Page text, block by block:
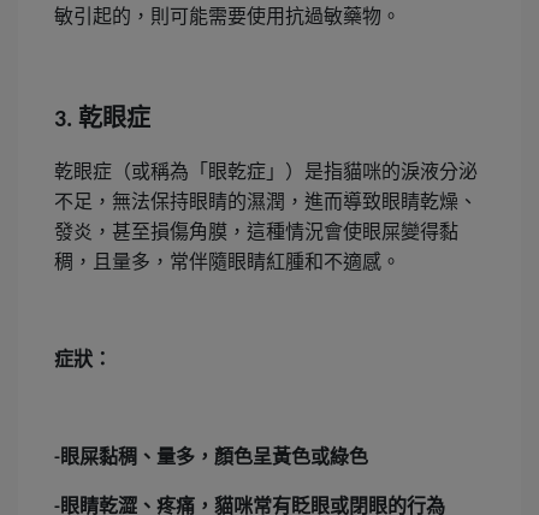
敏引起的，則可能需要使用抗過敏藥物。
3. 乾眼症
乾眼症（或稱為「眼乾症」）是指貓咪的淚液分泌
不足，無法保持眼睛的濕潤，進而導致眼睛乾燥、
發炎，甚至損傷角膜，這種情況會使眼屎變得黏
稠，且量多，常伴隨眼睛紅腫和不適感。
症狀：
-眼屎黏稠、量多，顏色呈黃色或綠色
-眼睛乾澀、疼痛，貓咪常有眨眼或閉眼的行為